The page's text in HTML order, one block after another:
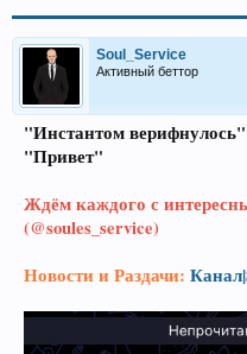
Soul_Service
Активный беттор
"Инстантом верифнулось"
"Привет"
Ждём каждого с
(@soules_service)
Новости и Раздачи: